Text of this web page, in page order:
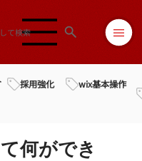
採用強化 wix基本操作
何ができ